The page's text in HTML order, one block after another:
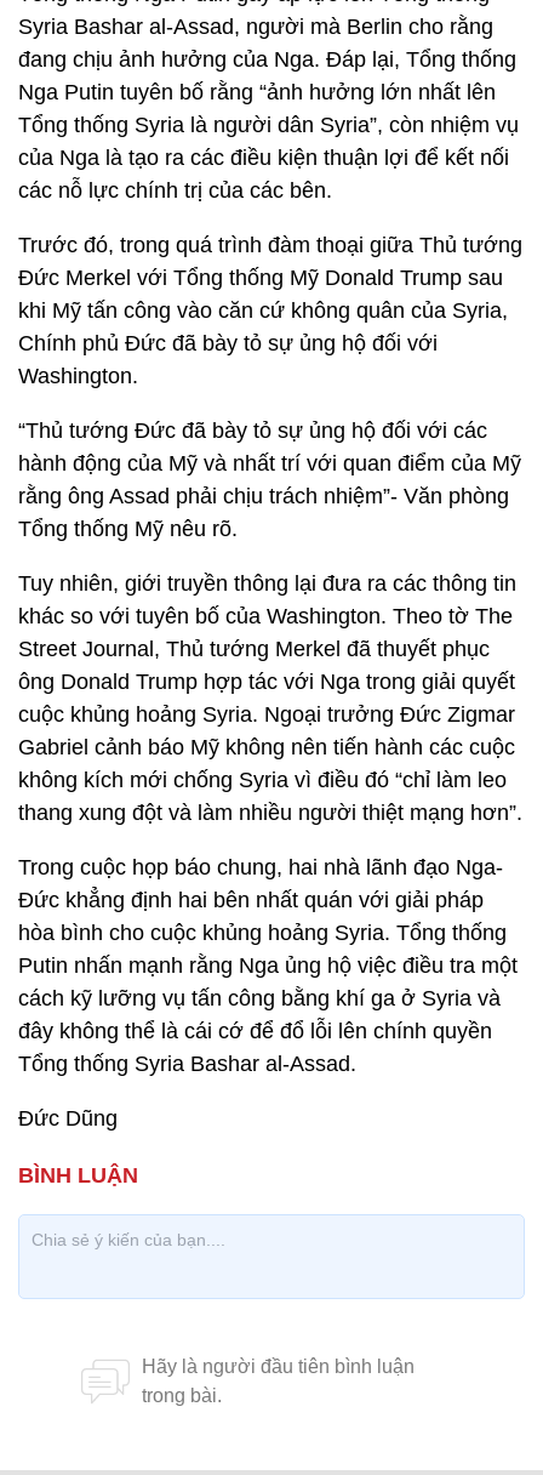
Syria Bashar al-Assad, người mà Berlin cho rằng
đang chịu ảnh hưởng của Nga. Đáp lại, Tổng thống
Nga Putin tuyên bố rằng “ảnh hưởng lớn nhất lên
Tổng thống Syria là người dân Syria”, còn nhiệm vụ
của Nga là tạo ra các điều kiện thuận lợi để kết nối
các nỗ lực chính trị của các bên.
Trước đó, trong quá trình đàm thoại giữa Thủ tướng
Đức Merkel với Tổng thống Mỹ Donald Trump sau
khi Mỹ tấn công vào căn cứ không quân của Syria,
Chính phủ Đức đã bày tỏ sự ủng hộ đối với
Washington.
“Thủ tướng Đức đã bày tỏ sự ủng hộ đối với các
hành động của Mỹ và nhất trí với quan điểm của Mỹ
rằng ông Assad phải chịu trách nhiệm”- Văn phòng
Tổng thống Mỹ nêu rõ.
Tuy nhiên, giới truyền thông lại đưa ra các thông tin
khác so với tuyên bố của Washington. Theo tờ The
Street Journal, Thủ tướng Merkel đã thuyết phục
ông Donald Trump hợp tác với Nga trong giải quyết
cuộc khủng hoảng Syria. Ngoại trưởng Đức Zigmar
Gabriel cảnh báo Mỹ không nên tiến hành các cuộc
không kích mới chống Syria vì điều đó “chỉ làm leo
thang xung đột và làm nhiều người thiệt mạng hơn”.
Trong cuộc họp báo chung, hai nhà lãnh đạo Nga-
Đức khẳng định hai bên nhất quán với giải pháp
hòa bình cho cuộc khủng hoảng Syria. Tổng thống
Putin nhấn mạnh rằng Nga ủng hộ việc điều tra một
cách kỹ lưỡng vụ tấn công bằng khí ga ở Syria và
đây không thể là cái cớ để đổ lỗi lên chính quyền
Tổng thống Syria Bashar al-Assad.
Đức Dũng